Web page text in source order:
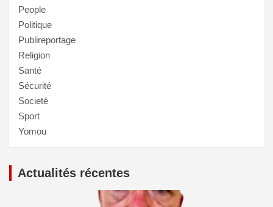
People
Politique
Publireportage
Religion
Santé
Sécurité
Societé
Sport
Yomou
Actualités récentes